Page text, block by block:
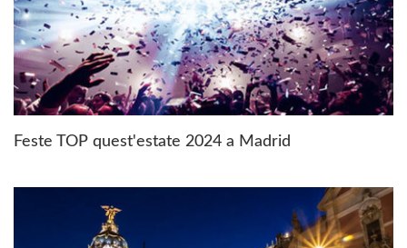
Feste TOP quest'estate 2024 a Madrid